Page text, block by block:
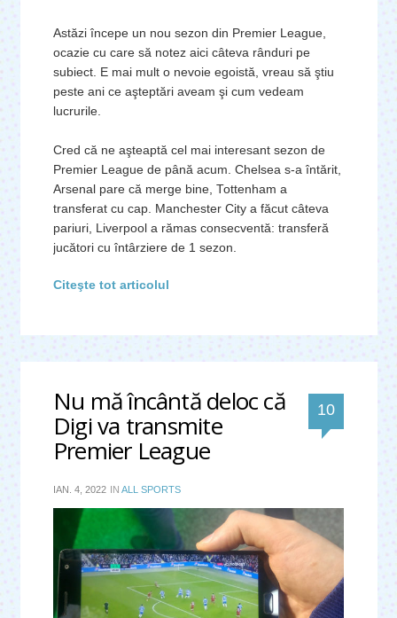
Astăzi începe un nou sezon din Premier League,
ocazie cu care să notez aici câteva rânduri pe
subiect. E mai mult o nevoie egoistă, vreau să ştiu
peste ani ce aşteptări aveam şi cum vedeam
lucrurile.
Cred că ne aşteaptă cel mai interesant sezon de
Premier League de până acum. Chelsea s-a întărit,
Arsenal pare că merge bine, Tottenham a
transferat cu cap. Manchester City a făcut câteva
pariuri, Liverpool a rămas consecventă: transferă
jucători cu întârziere de 1 sezon.
Citeşte tot articolul
Nu mă încântă deloc că
Digi va transmite
Premier League
10
IAN. 4, 2022 IN ALL SPORTS